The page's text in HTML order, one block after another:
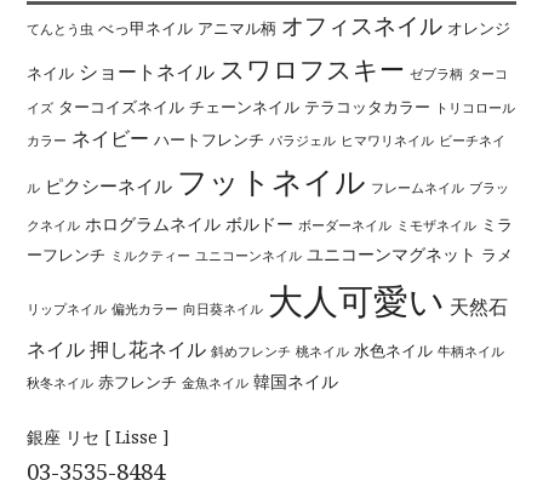
てんとう虫 べっ甲ネイル アニマル柄 オフィスネイル オレンジ
ネイル ショートネイル スワロフスキー ゼブラ柄 ターコ
イズ ターコイズネイル チェーンネイル テラコッタカラー トリコロール
カラー ネイビー ハートフレンチ パラジェル ヒマワリネイル ビーチネイ
ル ピクシーネイル フットネイル フレームネイル ブラッ
クネイル ホログラムネイル ボルドー ボーダーネイル ミモザネイル ミラ
ーフレンチ
ミルクティー ユニコーンネイル ユニコーンマグネット ラメ
リップネイル 偏光カラー 向日葵ネイル 大人可愛い 天然石
ネイル 押し花ネイル 斜めフレンチ 桃ネイル 水色ネイル 牛柄ネイル
秋冬ネイル 赤フレンチ 金魚ネイル 韓国ネイル
銀座 リセ [ Lisse ]
03-3535-8484